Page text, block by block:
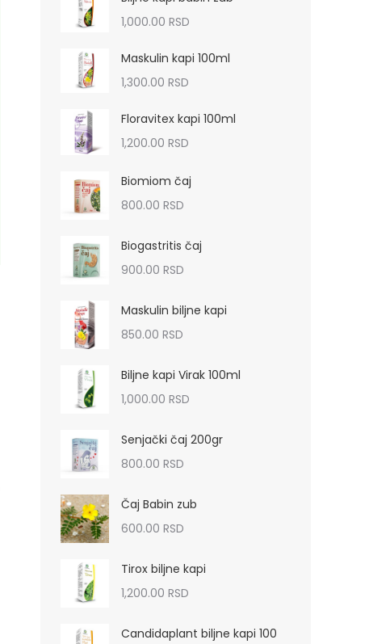
1,000.00 RSD
Maskulin kapi 100ml
1,300.00 RSD
Floravitex kapi 100ml
1,200.00 RSD
Biomiom čaj
800.00 RSD
Biogastritis čaj
900.00 RSD
Maskulin biljne kapi
850.00 RSD
Biljne kapi Virak 100ml
1,000.00 RSD
Senjački čaj 200gr
800.00 RSD
Čaj Babin zub
600.00 RSD
Tirox biljne kapi
1,200.00 RSD
Candidaplant biljne kapi 100